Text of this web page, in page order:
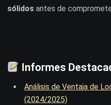
sólidos antes de
Informes
Análisis de Ventaja de
(2024/2025)